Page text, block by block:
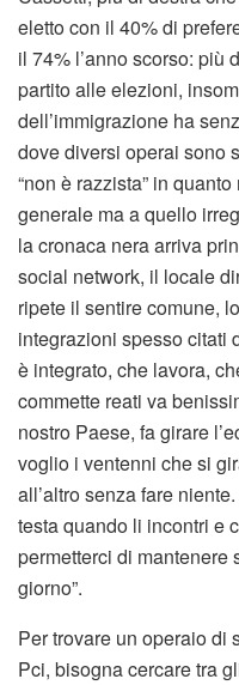
eletto con il 40% di
il 74% l’anno scorso: più
partito alle elezioni,
dell’immigrazione ha
dove diversi operai sono
“non è razzista” in
generale ma a quello
la cronaca nera arriva
social network, il locale
ripete il sentire comune,
integrazioni spesso citati
è integrato, che lavora,
commette reati va
nostro Paese, fa girare
voglio i ventenni che si
all’altro senza fare
testa quando li incontri e
permetterci di mantenere
giorno”.
Per trovare un operaio di
Pci, bisogna cercare tra